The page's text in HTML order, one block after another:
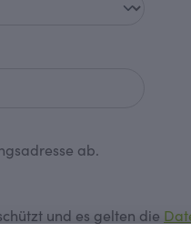
ab.
und es gelten die